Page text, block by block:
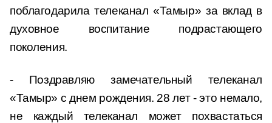
поблагодарила телеканал «Тамыр» за вклад в
духовное воспитание подрастающего
поколения.
- Поздравляю замечательный телеканал
«Тамыр» с днем рождения. 28 лет - это немало,
не каждый телеканал может похвастаться